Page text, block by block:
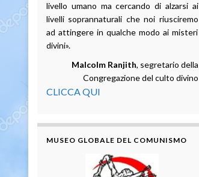
livello umano ma cercando di alzarsi ai
livelli soprannaturali che noi riusciremo
ad attingere in qualche modo ai misteri
divini».
Malcolm Ranjith, segretario della
Congregazione del culto divino
CLICCA QUI
MUSEO GLOBALE DEL COMUNISMO